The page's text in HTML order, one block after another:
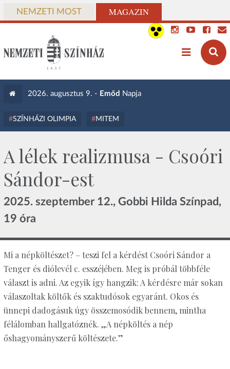
NEMZETI MOST MAGAZIN
2026. augusztus 9. - Emőd Napja
SZÍNHÁZI OLIMPIA MITEM
A lélek realizmusa - Csoóri
Sándor-est
2025. szeptember 12., Gobbi Hilda Színpad,
19 óra
Mi a népköltészet? – teszi fel a kérdést Csoóri Sándor a
Tenger és diólevél c. esszéjében. Meg is próbál többféle
választ is adni. Az egyik így hangzik: A kérdésre már sokan
válaszoltak költők és szaktudósok egyaránt. Okos és
ünnepi dadogásuk úgy összemosódik bennem, mintha
félálomban hallgatóznék. „A népköltés a nép
őshagyományszerű költészete.”